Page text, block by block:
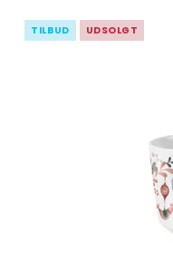
TILBUD UDSOLGT